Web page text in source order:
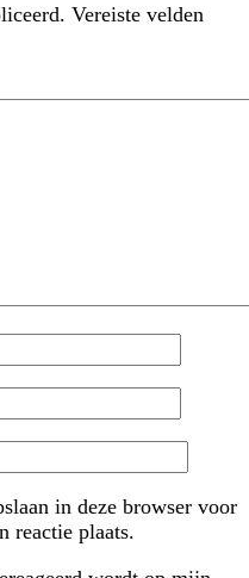
Vereiste velden
in deze browser voor
reactie plaats.